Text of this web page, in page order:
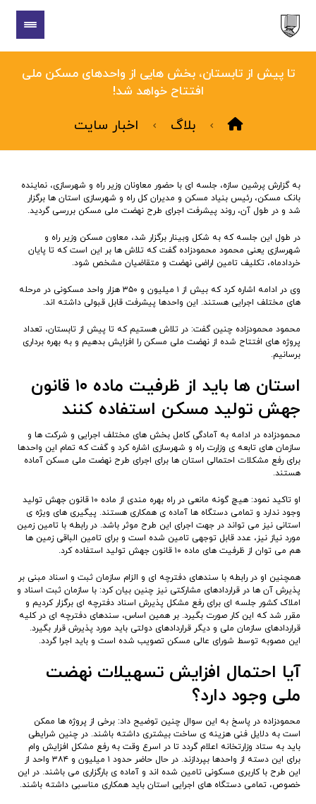
تا پیش از تابستان، بخش هایی از واحدهای مسکن ملی
افتتاح خواهد شد!
بلاگ اخبار سایت
به گزارش پرشین سازه، جلسه ای با حضور معاونان وزیر راه و شهرسازی، نماینده
بانک مسکن، رئیس بنیاد مسکن و مدیران کل راه و شهرسازی استان ها برگزار
شد و در طول آن، روند پیشرفت اجرای طرح نهضت ملی مسکن بررسی گردید.
در طول این جلسه که به شکل وبینار برگزار شد، معاون مسکن وزیر راه و
شهرسازی یعنی محمود محمودزاده گفت که تلاش ها بر این است که تا پایان
خردادماه، تکلیف تامین اراضی نهضت و متقاضیان مشخص شود.
وی در ادامه اشاره کرد که بیش از ۱ میلیون و ۳۵۰ هزار واحد مسکونی در مرحله
های مختلف اجرایی هستند. این واحدها پیشرفت قابل قبولی داشته اند.
محمود محمودزاده چنین گفت: در تلاش هستیم که تا پیش از تابستان، تعداد
پروژه های افتتاح شده از نهضت ملی مسکن را افزایش بدهیم و به بهره برداری
برسانیم.
استان ها باید از ظرفیت ماده ۱۰ قانون
جهش تولید مسکن استفاده کنند
محمودزاده در ادامه به آمادگی کامل بخش های مختلف اجرایی و شرکت ها و
سازمان های تابعه ی وزارت راه و شهرسازی اشاره کرد و گفت که تمام این واحدها
برای رفع مشکلات احتمالی استان ها برای اجرای طرح نهضت ملی مسکن آماده
هستند.
او تاکید نمود: هیچ گونه مانعی در راه بهره مندی از ماده ۱۰ قانون جهش تولید
وجود ندارد و تمامی دستگاه ها آماده ی همکاری هستند. پیگیری های ویژه ی
استانی نیز می تواند در جهت اجرای این طرح موثر باشد. در رابطه با تامین زمین
مورد نیاز نیز، عدد قابل توجهی تامین شده است و برای تامین الباقی زمین ها
هم می توان از ظرفیت های ماده ۱۰ قانون جهش تولید استفاده کرد.
همچنین او در رابطه با سندهای دفترچه ای و الزام سازمان ثبت و اسناد مبنی بر
پذیرش آن ها در قراردادهای مشارکتی نیز چنین بیان کرد: با سازمان ثبت اسناد و
املاک کشور جلسه ای برای رفع مشکل پذیرش اسناد دفترچه ای برگزار کردیم و
مقرر شد که این کار صورت بگیرد. بر همین اساس، سندهای دفترچه ای در کلیه
قراردادهای سازمان ملی و دیگر قراردادهای دولتی باید مورد پذیرش قرار بگیرد.
این مصوبه توسط شورای عالی مسکن تصویب شده است و باید اجرا گردد.
آیا احتمال افزایش تسهیلات نهضت
ملی وجود دارد؟
محمودزاده در پاسخ به این سوال چنین توضیح داد: برخی از پروژه ها ممکن
است به دلایل فنی هزینه ی ساخت بیشتری داشته باشند. در چنین شرایطی
باید به ستاد وزارتخانه اعلام گردد تا در اسرع وقت به رفع مشکل افزایش وام
برای این دسته از واحدها بپردازند. در حال حاضر حدود ۱ میلیون و ۳۸۴ واحد از
این طرح با کاربری مسکونی تامین شده اند و آماده ی بارگزاری می باشند. در این
خصوص، تمامی دستگاه های اجرایی استان باید همکاری مناسبی داشته باشند.